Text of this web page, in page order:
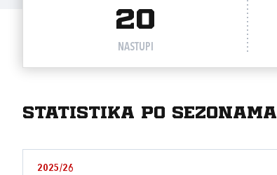
20
NASTUPI
Statistika po sezonama
2025/26